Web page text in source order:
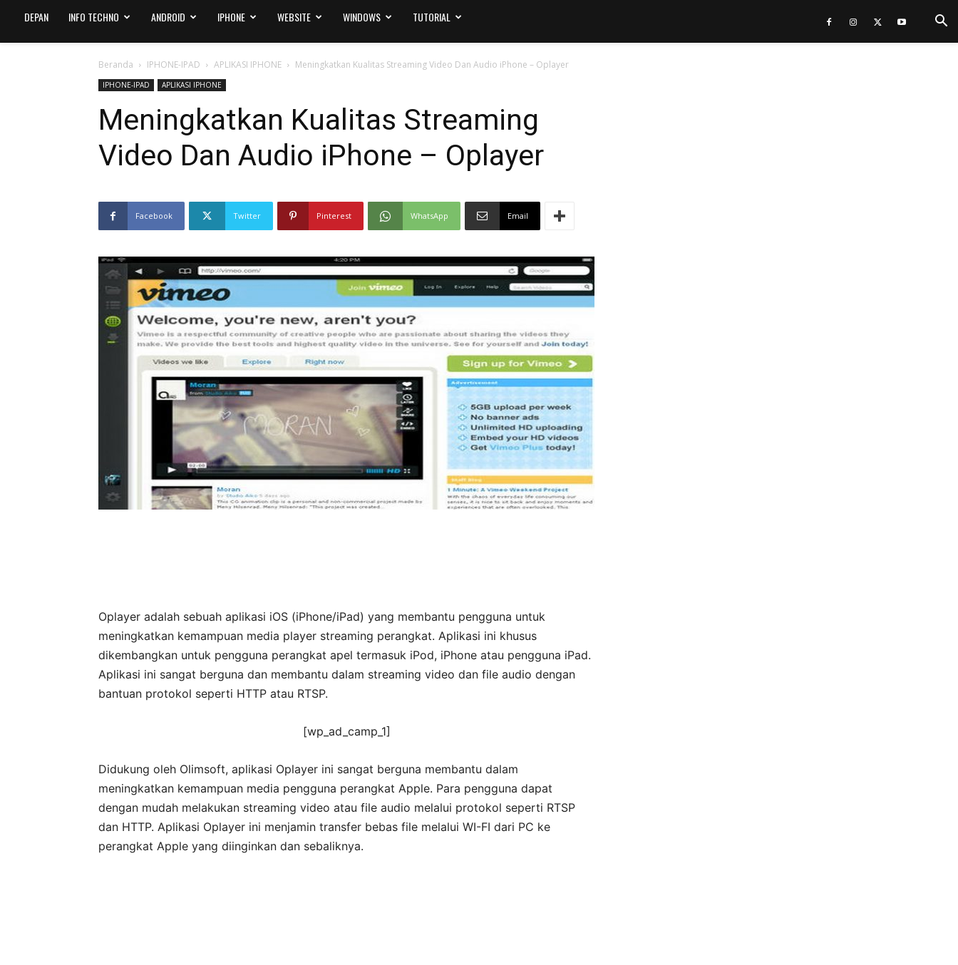
DEPAN INFO TECHNO ANDROID IPHONE WEBSITE WINDOWS TUTORIAL
Beranda IPHONE-IPAD APLIKASI IPHONE Meningkatkan Kualitas Streaming Video Dan Audio iPhone – Oplayer
IPHONE-IPAD APLIKASI IPHONE
Meningkatkan Kualitas Streaming
Video Dan Audio iPhone – Oplayer
Facebook Twitter Pinterest WhatsApp Email
Oplayer adalah sebuah aplikasi iOS (iPhone/iPad) yang membantu pengguna untuk
meningkatkan kemampuan media player streaming perangkat. Aplikasi ini khusus
dikembangkan untuk pengguna perangkat apel termasuk iPod, iPhone atau pengguna iPad.
Aplikasi ini sangat berguna dan membantu dalam streaming video dan file audio dengan
bantuan protokol seperti HTTP atau RTSP.
[wp_ad_camp_1]
Didukung oleh Olimsoft, aplikasi Oplayer ini sangat berguna membantu dalam
meningkatkan kemampuan media pengguna perangkat Apple. Para pengguna dapat
dengan mudah melakukan streaming video atau file audio melalui protokol seperti RTSP
dan HTTP. Aplikasi Oplayer ini menjamin transfer bebas file melalui WI-FI dari PC ke
perangkat Apple yang diinginkan dan sebaliknya.